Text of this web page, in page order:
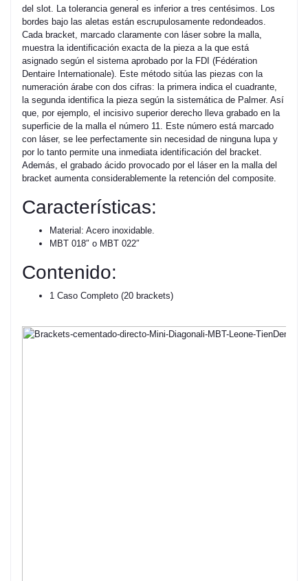
del slot. La tolerancia general es inferior a tres centésimos. Los
bordes bajo las aletas están escrupulosamente redondeados.
Cada bracket, marcado claramente con láser sobre la malla,
muestra la identificación exacta de la pieza a la que está
asignado según el sistema aprobado por la FDI (Fédération
Dentaire Internationale). Este método sitúa las piezas con la
numeración árabe con dos cifras: la primera indica el cuadrante,
la segunda identifica la pieza según la sistemática de Palmer. Así
que, por ejemplo, el incisivo superior derecho lleva grabado en la
superficie de la malla el número 11. Este número está marcado
con láser, se lee perfectamente sin necesidad de ninguna lupa y
por lo tanto permite una inmediata identificación del bracket.
Además, el grabado ácido provocado por el láser en la malla del
bracket aumenta considerablemente la retención del composite.
Características:
Material: Acero inoxidable.
MBT 018″ o MBT 022″
Contenido:
1 Caso Completo (20 brackets)